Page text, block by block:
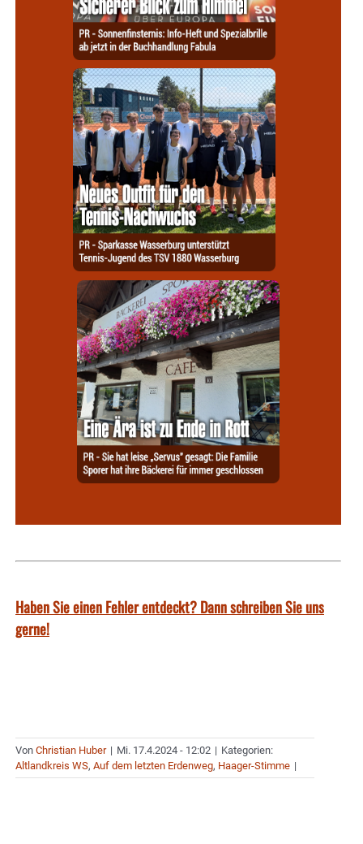
Haben Sie einen Fehler entdeckt? Dann schreiben Sie uns
gerne!
Von Christian Huber | Mi. 17.4.2024 - 12:02 | Kategorien:
Altlandkreis WS, Auf dem letzten Erdenweg, Haager-Stimme |